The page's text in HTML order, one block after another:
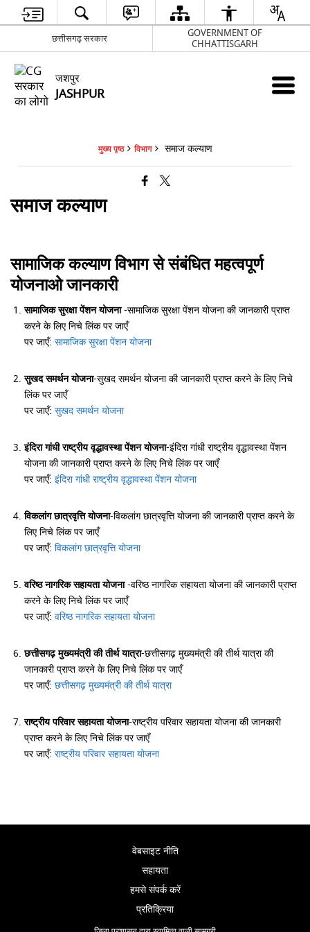
छत्तीसगढ़ सरकार
GOVERNMENT OF
CHHATTISGARH
जशपुर
JASHPUR
मुख्य पृष्ठ विभाग समाज कल्याण
समाज कल्याण
सामाजिक कल्याण विभाग से संबंधित महत्वपूर्ण
योजनाओ जानकारी
सामाजिक सुरक्षा पेंशन योजना-सामाजिक सुरक्षा पेंशन योजना की जानकारी प्राप्त
करने के लिए निचे लिंक पर जाएँ
पर जाएँ:सामाजिक सुरक्षा पेंशन योजना
सुखद समर्थन योजना-सुखद समर्थन योजना की जानकारी प्राप्त करने के लिए निचे
लिंक पर जाएँ
पर जाएँ:सुखद समर्थन योजना
इंदिरा गांधी राष्ट्रीय वृद्धावस्था पेंशन योजना-इंदिरा गांधी राष्ट्रीय वृद्धावस्था पेंशन
योजना की जानकारी प्राप्त करने के लिए निचे लिंक पर जाएँ
पर जाएँ:इंदिरा गांधी राष्ट्रीय वृद्धावस्था पेंशन योजना
विकलांग छात्रवृत्ति योजना-विकलांग छात्रवृत्ति योजना की जानकारी प्राप्त करने के
लिए निचे लिंक पर जाएँ
पर जाएँ:विकलांग छात्रवृत्ति योजना
वरिष्ठ नागरिक सहायता योजना-वरिष्ठ नागरिक सहायता योजना की जानकारी प्राप्त
करने के लिए निचे लिंक पर जाएँ
पर जाएँ:वरिष्ठ नागरिक सहायता योजना
छत्तीसगढ़ मुख्यमंत्री की तीर्थ यात्रा-छत्तीसगढ़ मुख्यमंत्री की तीर्थ यात्रा की
जानकारी प्राप्त करने के लिए निचे लिंक पर जाएँ
पर जाएँ:छत्तीसगढ़ मुख्यमंत्री की तीर्थ यात्रा
राष्ट्रीय परिवार सहायता योजना-राष्ट्रीय परिवार सहायता योजना की जानकारी
प्राप्त करने के लिए निचे लिंक पर जाएँ
पर जाएँ:राष्ट्रीय परिवार सहायता योजना
वेबसाइट नीति
सहायता
हमसे संपर्क करें
प्रतिक्रिया